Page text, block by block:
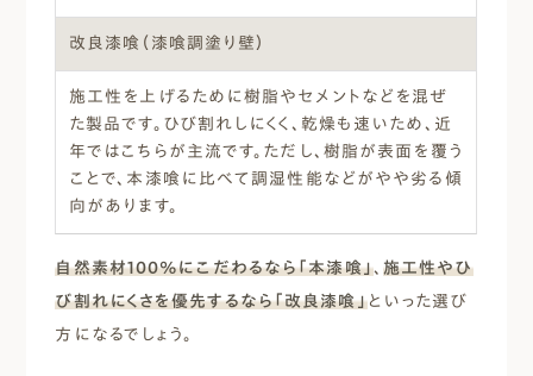
改良漆喰 （漆喰調塗り壁）
施工性を上げるために樹脂やセメントなどを混ぜ
た製品です。ひび割れしにくく、乾燥も速いため、近
年ではこちらが主流です。ただし、樹脂が表面を覆う
ことで、本漆喰に比べて調湿性能などがやや劣る傾
向があります。
自然素材100%にこだわるなら「本漆喰」、 施工性やひ
び割れにくさを優先するなら「改良漆喰」といった選び
方になるでしょう。